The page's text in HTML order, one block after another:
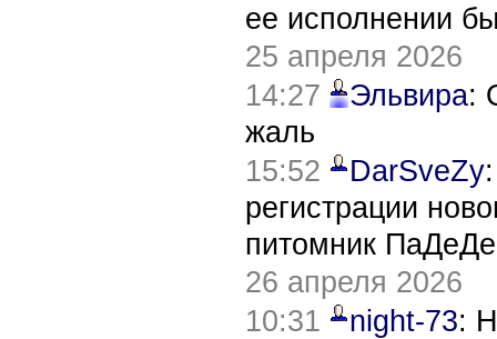
ее исполнении
25 апреля 2026
14:27
Эльвира:
жаль
15:52
DarSveZy
регистрации
питомник
26 апреля 2026
10:31
night-73: